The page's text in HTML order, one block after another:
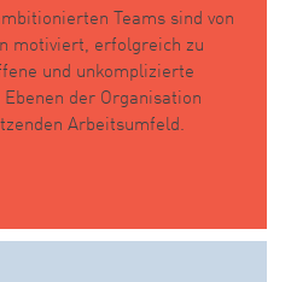
Teams sind von
motiviert, erfolgreich zu
und unkomplizierte
der Organisation
Arbeitsumfeld.